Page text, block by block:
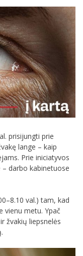
prisijungti prie
lange – kaip
Prie iniciatyvos
darbo kabinetuose
val.) tam, kad
vienu metu. Ypač
žvakių liepsnelės